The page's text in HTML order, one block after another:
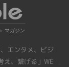
エンタメ、ビジ
え、繋げる」WE